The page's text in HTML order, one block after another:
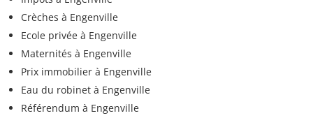
Crèches à Engenville
Ecole privée à Engenville
Maternités à Engenville
Prix immobilier à Engenville
Eau du robinet à Engenville
Référendum à Engenville